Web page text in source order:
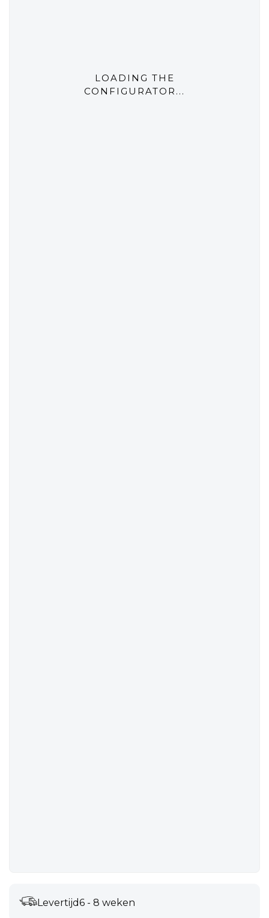
Levertijd6 - 8 weken